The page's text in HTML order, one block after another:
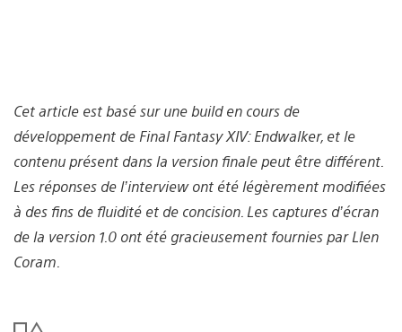
Cet article est basé sur une build en cours de
développement de Final Fantasy XIV: Endwalker, et le
contenu présent dans la version finale peut être différent.
Les réponses de l’interview ont été légèrement modifiées
à des fins de fluidité et de concision. Les captures d’écran
de la version 1.0 ont été gracieusement fournies par Llen
Coram.